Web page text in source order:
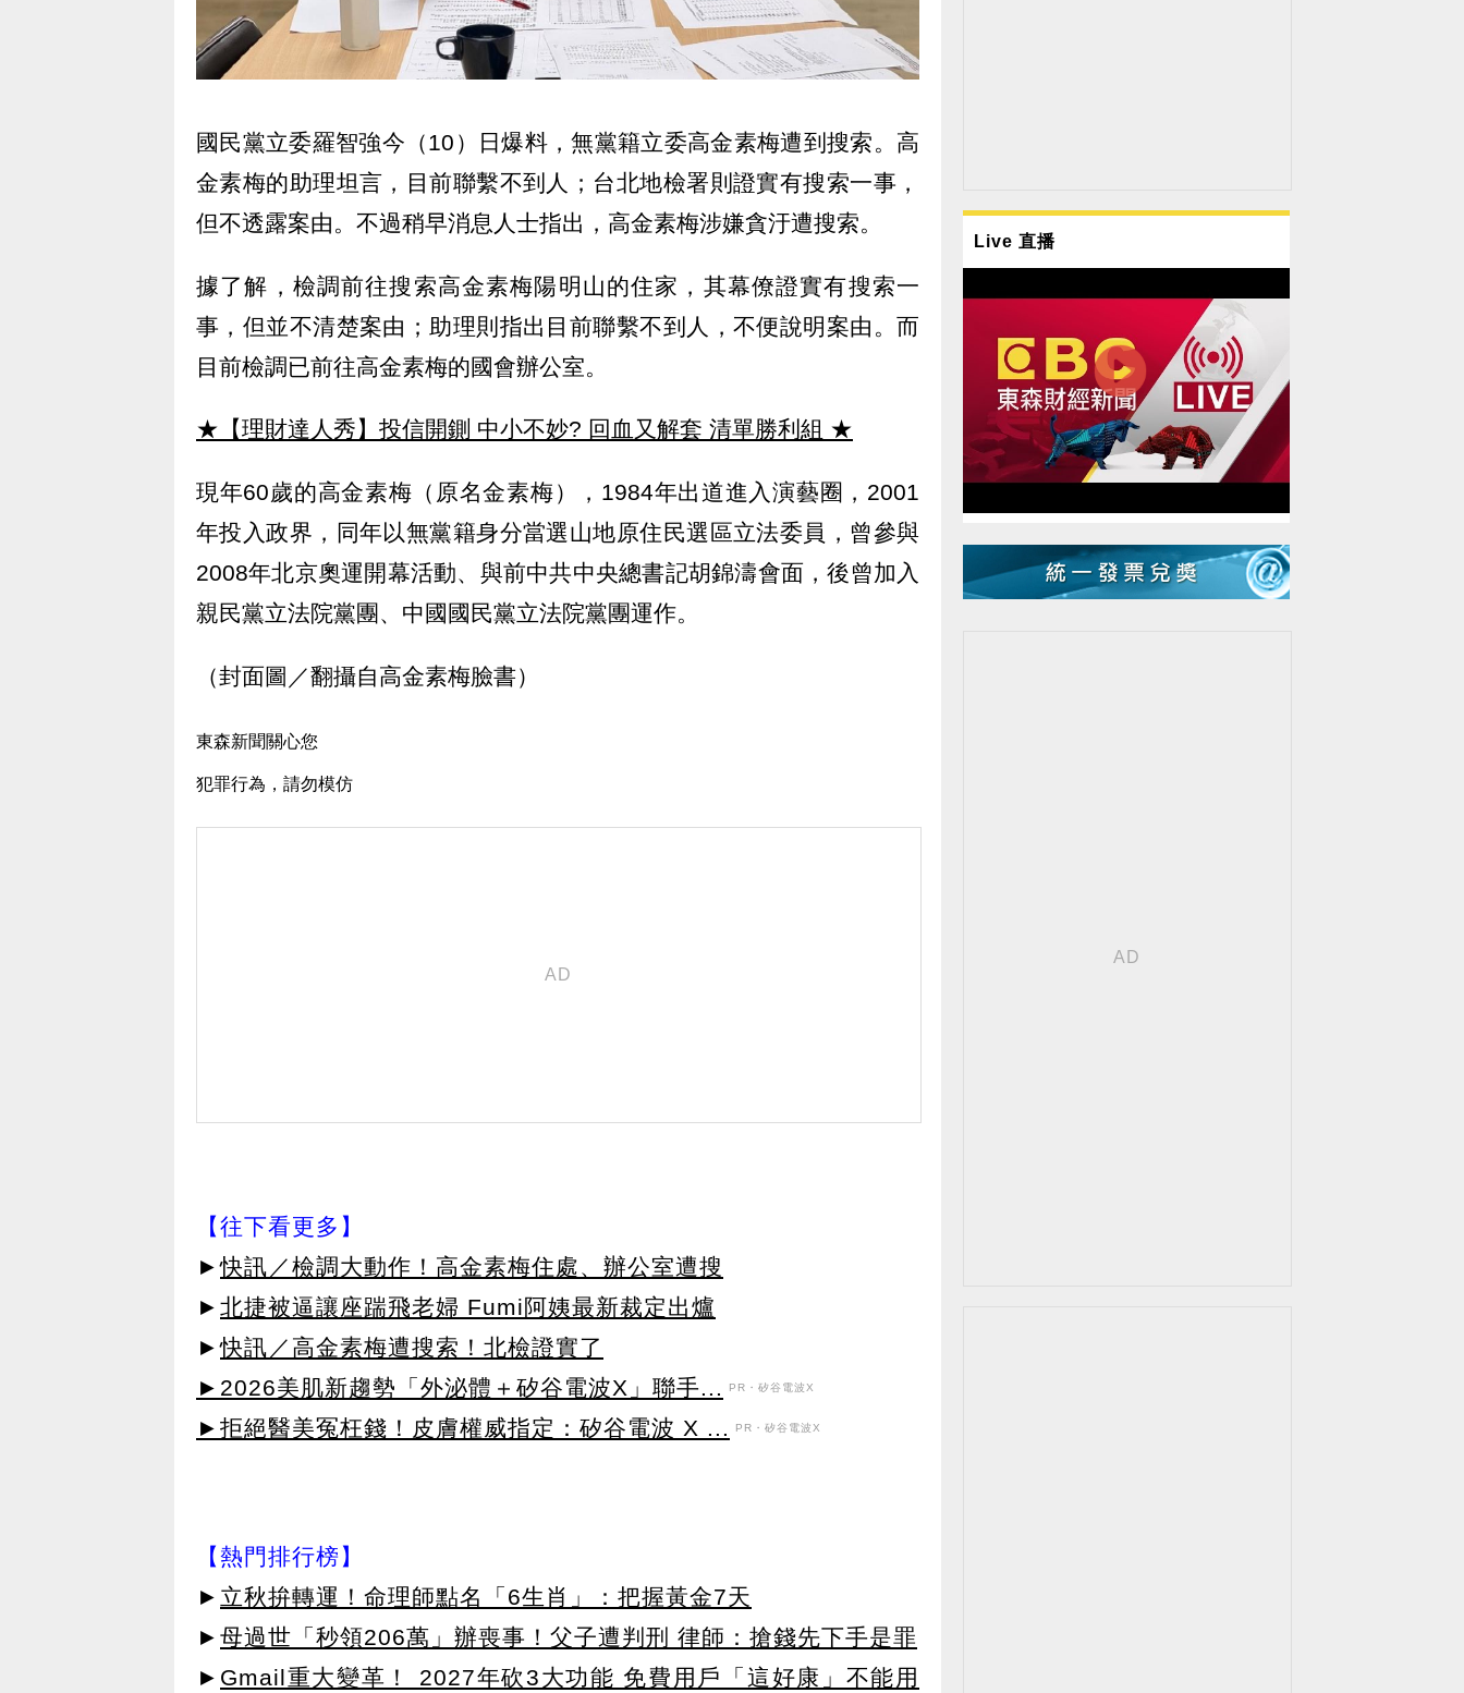
國民黨立委羅智強今（10）日爆料，無黨籍立委高金素梅遭到搜索。高
金素梅的助理坦言，目前聯繫不到人；台北地檢署則證實有搜索一事，
但不透露案由。不過稍早消息人士指出，高金素梅涉嫌貪汙遭搜索。
據了解，檢調前往搜索高金素梅陽明山的住家，其幕僚證實有搜索一
事，但並不清楚案由；助理則指出目前聯繫不到人，不便說明案由。而
目前檢調已前往高金素梅的國會辦公室。
★【理財達人秀】投信開鍘 中小不妙? 回血又解套 清單勝利組 ★
現年60歲的高金素梅（原名金素梅），1984年出道進入演藝圈，2001
年投入政界，同年以無黨籍身分當選山地原住民選區立法委員，曾參與
2008年北京奧運開幕活動、與前中共中央總書記胡錦濤會面，後曾加入
親民黨立法院黨團、中國國民黨立法院黨團運作。
（封面圖／翻攝自高金素梅臉書）
東森新聞關心您
犯罪行為，請勿模仿
【往下看更多】
►快訊／檢調大動作！高金素梅住處、辦公室遭搜
► 北捷被逼讓座踹飛老婦 Fumi阿姨最新裁定出爐
►快訊／高金素梅遭搜索！北檢證實了
►2026美肌新趨勢「外泌體＋矽谷電波X」聯手...
PR・矽谷電波X
►拒絕醫美冤枉錢！皮膚權威指定：矽谷電波 X ... PR・矽谷電波X
【熱門排行榜】
► 立秋拚轉運！命理師點名「6生肖」：把握黃金7天
► 母過世「秒領206萬」辦喪事！父子遭判刑 律師：搶錢先下手是罪
► Gmail重大變革！ 2027年砍3大功能 免費用戶「這好康」不能用
Live 直播